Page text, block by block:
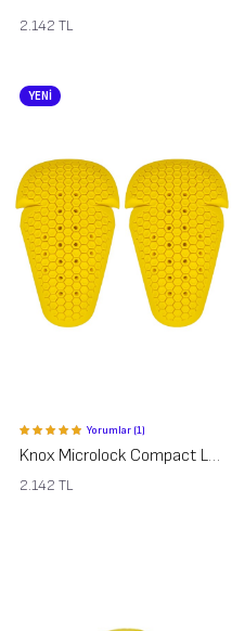
2.142 TL
YENİ
Yorumlar (1)
Knox Microlock Compact Level 2 Part 434 Diz Dirsek Koruması
2.142 TL